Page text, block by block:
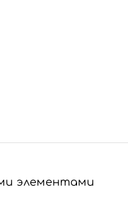
элементами